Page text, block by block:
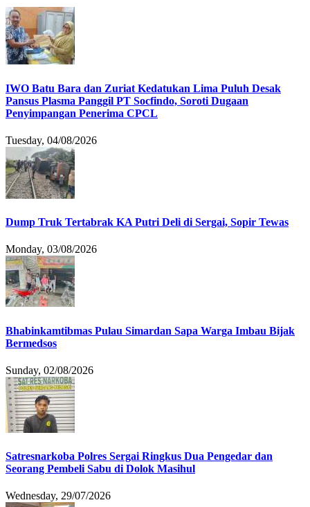
IWO Batu Bara dan Zuriat Kedatukan Lima Puluh Desak
Pansus Plasma Panggil PT Socfindo, Soroti Dugaan
Penyimpangan Penerima CPCL
Tuesday, 04/08/2026
Dump Truk Tertabrak KA Putri Deli di Sergai, Sopir Tewas
Monday, 03/08/2026
Bhabinkamtibmas Pulau Simardan Sapa Warga Imbau Bijak
Bermedsos
Sunday, 02/08/2026
Satresnarkoba Polres Sergai Ringkus Dua Pengedar dan
Seorang Pembeli Sabu di Dolok Masihul
Wednesday, 29/07/2026